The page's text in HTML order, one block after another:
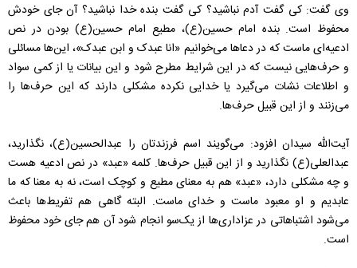
وی گفت: کی گفت آدم نباشید؟ کی گفت بنده خدا نباشید؟ آن جای خودش
محفوظ است. بنده امام حسین(ع)، مطیع امام حسین(ع) بودن در نص
ادعیه‌ای ماست که در دعاها می‌خوانیم «انا عبدک و ابن عبدک»، این‌ها مسائلی
و حرف‌هایی نیست که در این شرایط مطرح شود و این بیانات یا از کمی سواد
و اطلاعات نشات می‌گیرد یا خدایی نکرده مشکلی دارند که این حرف‌ها را
می‌زنند و از این قبیل حرف‌ها.
آیت‌الله سیدان افزود: می‌گویند اسم فرزندتان را عبدالحسین(ع)، نگذارید،
عبدالعلی(ع) نگذارید و از این قبیل حرف‌ها. کلمه «عبد» در نص ادعیه هست
و چه مشکلی دارد، «عبد» هم به معنای مطیع و کوچک است، نه به معنا که ما
عابدیم و او معبود ماست و خدای ماست. البته گاهی هم تفریط‌ها باعث
می‌شود اشتباهاتی در عزاداری‌ها از یک‌سو انجام شود آن هم جای خود محفوظ
است.